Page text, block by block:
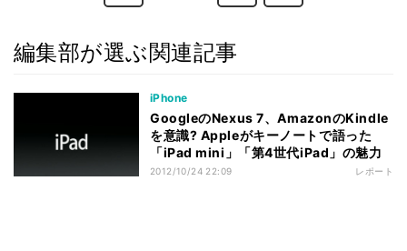
編集部が選ぶ関連記事
iPhone
GoogleのNexus 7、AmazonのKindle
を意識? Appleがキーノートで語った
「iPad mini」「第4世代iPad」の魅力
2012/10/24 22:09 レポート